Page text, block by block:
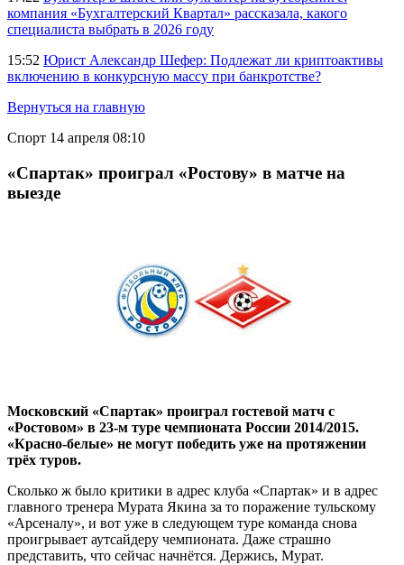
компания «Бухгалтерский Квартал» рассказала, какого
специалиста выбрать в 2026 году
15:52 Юрист Александр Шефер: Подлежат ли криптоактивы
включению в конкурсную массу при банкротстве?
Вернуться на главную
Спорт 14 апреля 08:10
«Спартак» проиграл «Ростову» в матче на
выезде
Московский «Спартак» проиграл гостевой матч с
«Ростовом» в 23-м туре чемпионата России 2014/2015.
«Красно-белые» не могут победить уже на протяжении
трёх туров.
Сколько ж было критики в адрес клуба «Спартак» и в адрес
главного тренера Мурата Якина за то поражение тульскому
«Арсеналу», и вот уже в следующем туре команда снова
проигрывает аутсайдеру чемпионата. Даже страшно
представить, что сейчас начнётся. Держись, Мурат.